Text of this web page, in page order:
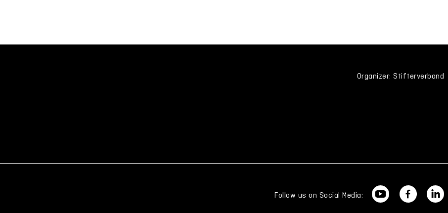
Organizer: Stifterverband
Follow us on Social Media: